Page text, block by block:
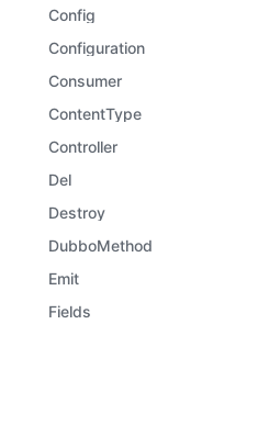
Config
Configuration
Consumer
ContentType
Controller
Del
Destroy
DubboMethod
Emit
Fields